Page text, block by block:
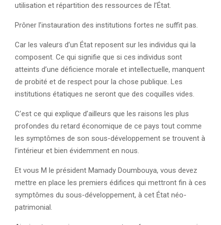
utilisation et répartition des ressources de l’État.
Prôner l’instauration des institutions fortes ne suffit pas.
Car les valeurs d’un État reposent sur les individus qui la
composent. Ce qui signifie que si ces individus sont
atteints d’une déficience morale et intellectuelle, manquent
de probité et de respect pour la chose publique. Les
institutions étatiques ne seront que des coquilles vides.
C’est ce qui explique d’ailleurs que les raisons les plus
profondes du retard économique de ce pays tout comme
les symptômes de son sous-développement se trouvent à
l’intérieur et bien évidemment en nous.
Et vous M le président Mamady Doumbouya, vous devez
mettre en place les premiers édifices qui mettront fin à ces
symptômes du sous-développement, à cet État néo-
patrimonial.